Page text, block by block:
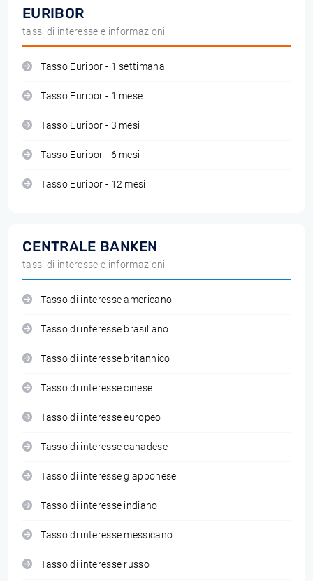
EURIBOR
tassi di interesse e informazioni
Tasso Euribor - 1 settimana
Tasso Euribor - 1 mese
Tasso Euribor - 3 mesi
Tasso Euribor - 6 mesi
Tasso Euribor - 12 mesi
CENTRALE BANKEN
tassi di interesse e informazioni
Tasso di interesse americano
Tasso di interesse brasiliano
Tasso di interesse britannico
Tasso di interesse cinese
Tasso di interesse europeo
Tasso di interesse canadese
Tasso di interesse giapponese
Tasso di interesse indiano
Tasso di interesse messicano
Tasso di interesse russo